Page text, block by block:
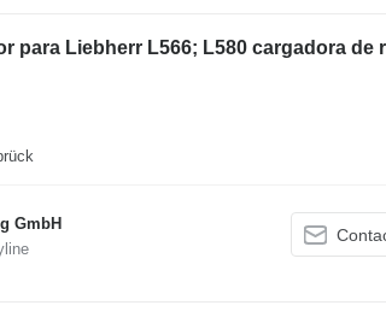
para Liebherr L566; L580 cargadora de
GmbH